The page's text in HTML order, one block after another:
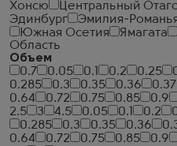
Хонсю Центральный
Эдинбург
Эмилия-
Южная Осетия
Ямагата
Область
Объем
0.7
0.05 0.1 0.2 0.25
0.285
0.3 0.35 0.36
0.64
0.72 0.75 0.85 0.9
2.5
3 4.5 0.05 0.1 0.2
0.285
0.3 0.35 0.36
0.64
0.72 0.75 0.85 0.9